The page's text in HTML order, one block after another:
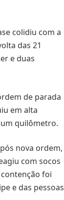
colidiu com a
das 21
e duas
de parada
em alta
quilômetro.
nova ordem,
com socos
foi
e das pessoas